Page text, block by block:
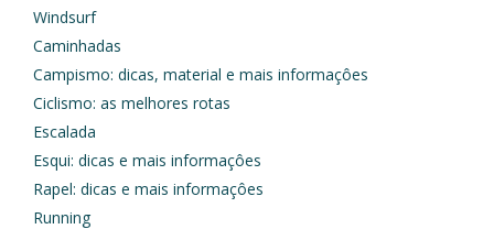
Windsurf
Caminhadas
Campismo: dicas, material e mais informaçôes
Ciclismo: as melhores rotas
Escalada
Esqui: dicas e mais informaçôes
Rapel: dicas e mais informaçôes
Running